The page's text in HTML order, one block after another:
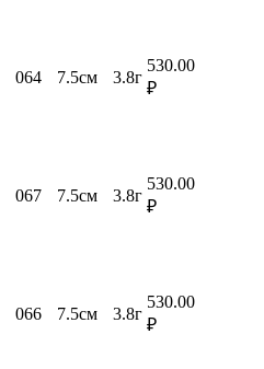
064 7.5см 3.8г
530.00
₽
067 7.5см 3.8г
530.00
₽
066 7.5см 3.8г
530.00
₽